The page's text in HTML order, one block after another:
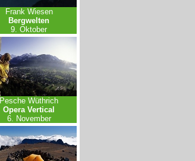
Frank Wiesen
Bergwelten
9. Oktober
Pesche Wüthrich
Opera Vertical
6. November